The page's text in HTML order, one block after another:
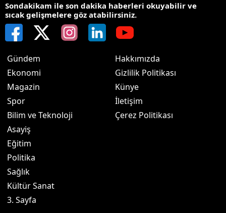
Sondakikam ile son dakika haberleri okuyabilir ve
sıcak gelişmelere göz atabilirsiniz.
Gündem
Ekonomi
Magazin
Spor
Bilim ve Teknoloji
Asayiş
Eğitim
Politika
Sağlık
Kültür Sanat
3. Sayfa
Hakkımızda
Gizlilik Politikası
Künye
İletişim
Çerez Politikası